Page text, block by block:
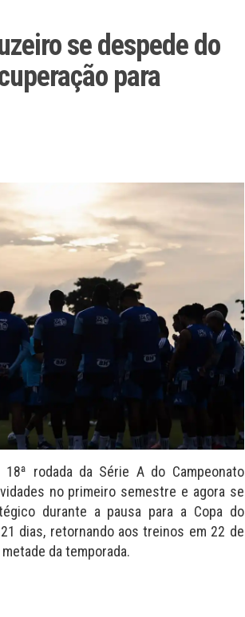
se despede do
para
rodada da Série A do Campeonato
no primeiro semestre e agora se
durante a pausa para a Copa do
dias, retornando aos treinos em 22 de
da temporada.